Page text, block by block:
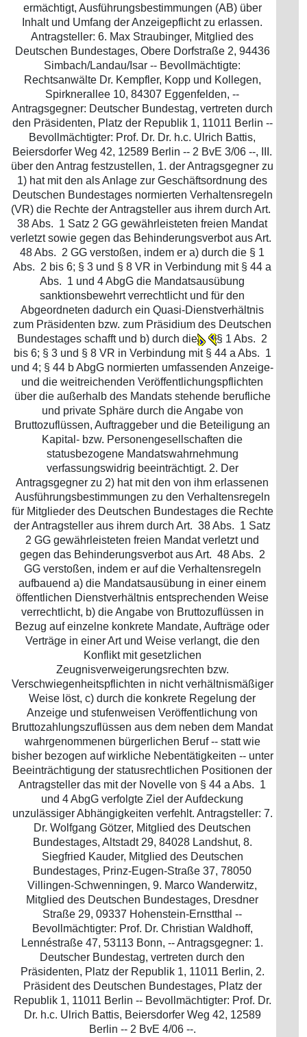
ermächtigt, Ausführungsbestimmungen (AB) über
Inhalt und Umfang der Anzeigepflicht zu erlassen.
Antragsteller: 6. Max Straubinger, Mitglied des
Deutschen Bundestages, Obere Dorfstraße 2, 94436
Simbach/Landau/Isar -- Bevollmächtigte:
Rechtsanwälte Dr. Kempfler, Kopp und Kollegen,
Spirknerallee 10, 84307 Eggenfelden, --
Antragsgegner: Deutscher Bundestag, vertreten durch
den Präsidenten, Platz der Republik 1, 11011 Berlin --
Bevollmächtigter: Prof. Dr. Dr. h.c. Ulrich Battis,
Beiersdorfer Weg 42, 12589 Berlin -- 2 BvE 3/06 --, III.
über den Antrag festzustellen, 1. der Antragsgegner zu
1) hat mit den als Anlage zur Geschäftsordnung des
Deutschen Bundestages normierten Verhaltensregeln
(VR) die Rechte der Antragsteller aus ihrem durch Art.
38 Abs. 1 Satz 2 GG gewährleisteten freien Mandat
verletzt sowie gegen das Behinderungsverbot aus Art.
48 Abs. 2 GG verstoßen, indem er a) durch die § 1
Abs. 2 bis 6; § 3 und § 8 VR in Verbindung mit § 44 a
Abs. 1 und 4 AbgG die Mandatsausübung
sanktionsbewehrt verrechtlicht und für den
Abgeordneten dadurch ein Quasi-Dienstverhältnis
zum Präsidenten bzw. zum Präsidium des Deutschen
Bundestages schafft und b) durch die
§ 1 Abs. 2
bis 6; § 3 und § 8 VR in Verbindung mit § 44 a Abs. 1
und 4; § 44 b AbgG normierten umfassenden Anzeige-
und die weitreichenden Veröffentlichungspflichten
über die außerhalb des Mandats stehende berufliche
und private Sphäre durch die Angabe von
Bruttozuflüssen, Auftraggeber und die Beteiligung an
Kapital- bzw. Personengesellschaften die
statusbezogene Mandatswahrnehmung
verfassungswidrig beeinträchtigt. 2. Der
Antragsgegner zu 2) hat mit den von ihm erlassenen
Ausführungsbestimmungen zu den Verhaltensregeln
für Mitglieder des Deutschen Bundestages die Rechte
der Antragsteller aus ihrem durch Art. 38 Abs. 1 Satz
2 GG gewährleisteten freien Mandat verletzt und
gegen das Behinderungsverbot aus Art. 48 Abs. 2
GG verstoßen, indem er auf die Verhaltensregeln
aufbauend a) die Mandatsausübung in einer einem
öffentlichen Dienstverhältnis entsprechenden Weise
verrechtlicht, b) die Angabe von Bruttozuflüssen in
Bezug auf einzelne konkrete Mandate, Aufträge oder
Verträge in einer Art und Weise verlangt, die den
Konflikt mit gesetzlichen
Zeugnisverweigerungsrechten bzw.
Verschwiegenheitspflichten in nicht verhältnismäßiger
Weise löst, c) durch die konkrete Regelung der
Anzeige und stufenweisen Veröffentlichung von
Bruttozahlungszuflüssen aus dem neben dem Mandat
wahrgenommenen bürgerlichen Beruf -- statt wie
bisher bezogen auf wirkliche Nebentätigkeiten -- unter
Beeinträchtigung der statusrechtlichen Positionen der
Antragsteller das mit der Novelle von § 44 a Abs. 1
und 4 AbgG verfolgte Ziel der Aufdeckung
unzulässiger Abhängigkeiten verfehlt. Antragsteller: 7.
Dr. Wolfgang Götzer, Mitglied des Deutschen
Bundestages, Altstadt 29, 84028 Landshut, 8.
Siegfried Kauder, Mitglied des Deutschen
Bundestages, Prinz-Eugen-Straße 37, 78050
Villingen-Schwenningen, 9. Marco Wanderwitz,
Mitglied des Deutschen Bundestages, Dresdner
Straße 29, 09337 Hohenstein-Ernstthal --
Bevollmächtigter: Prof. Dr. Christian Waldhoff,
Lennéstraße 47, 53113 Bonn, -- Antragsgegner: 1.
Deutscher Bundestag, vertreten durch den
Präsidenten, Platz der Republik 1, 11011 Berlin, 2.
Präsident des Deutschen Bundestages, Platz der
Republik 1, 11011 Berlin -- Bevollmächtigter: Prof. Dr.
Dr. h.c. Ulrich Battis, Beiersdorfer Weg 42, 12589
Berlin -- 2 BvE 4/06 --.